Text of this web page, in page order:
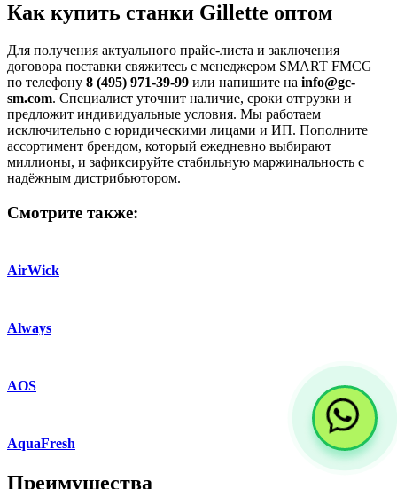
Как купить станки Gillette оптом
Для получения актуального прайс-листа и заключения
договора поставки свяжитесь с менеджером SMART FMCG
по телефону 8 (495) 971-39-99 или напишите на info@gc-
sm.com. Специалист уточнит наличие, сроки отгрузки и
предложит индивидуальные условия. Мы работаем
исключительно с юридическими лицами и ИП. Пополните
ассортимент брендом, который ежедневно выбирают
миллионы, и зафиксируйте стабильную маржинальность с
надёжным дистрибьютором.
Смотрите также:
AirWick
Always
AOS
AquaFresh
Преимущества